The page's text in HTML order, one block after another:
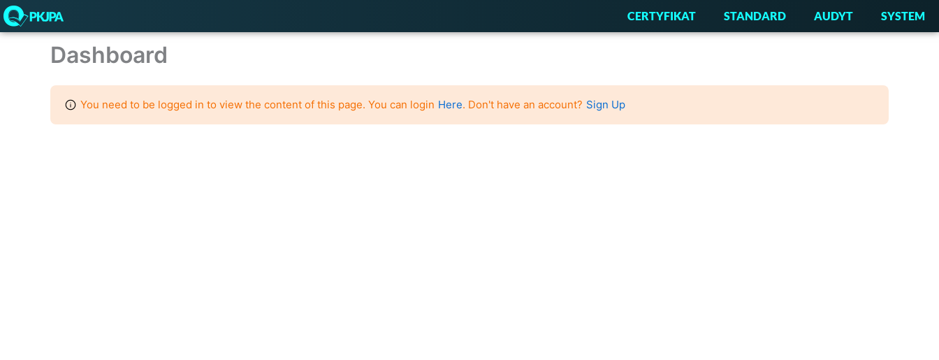
Przejdź
do
CERTYFIKAT STANDARD AUDYT SYSTEM
Dashboard
You need to be logged in to view the content of this page. You can login Here. Don't have an account? Sign Up